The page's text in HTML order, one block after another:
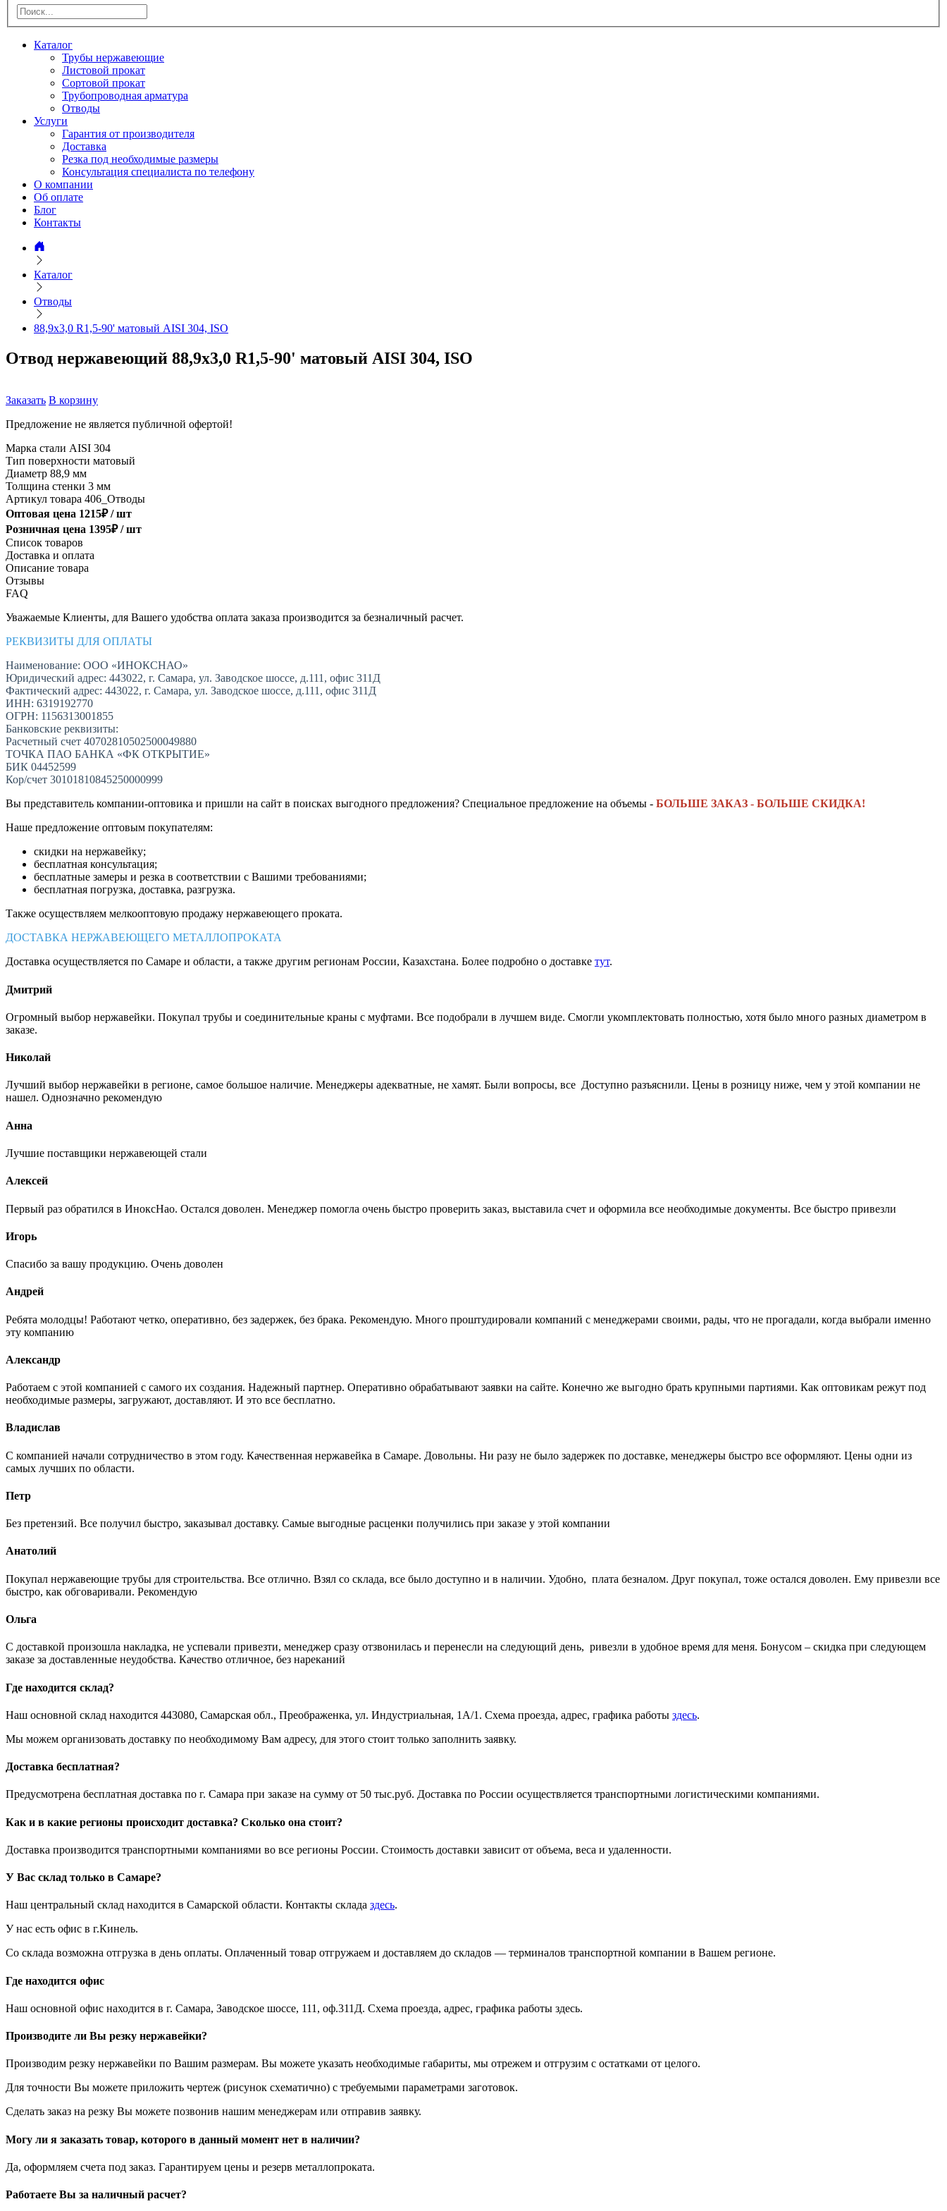
Каталог
Трубы нержавеющие
Листовой прокат
Сортовой прокат
Трубопроводная арматура
Отводы
Услуги
Гарантия от производителя
Доставка
Резка под необходимые размеры
Консультация специалиста по телефону
О компании
Об оплате
Блог
Контакты
Каталог
Отводы
88,9х3,0 R1,5-90' матовый AISI 304, ISO
Отвод нержавеющий 88,9х3,0 R1,5-90' матовый AISI 304, ISO
Заказать В корзину
Предложение не является публичной офертой!
Марка стали AISI 304
Тип поверхности матовый
Диаметр 88,9 мм
Толщина стенки 3 мм
Артикул товара 406_Отводы
Оптовая цена 1215₽ /шт
Розничная цена 1395₽ /шт
Список товаров
Доставка и оплата
Описание товара
Отзывы
FAQ
Уважаемые Клиенты, для Вашего удобства оплата заказа производится за безналичный расчет.
РЕКВИЗИТЫ ДЛЯ ОПЛАТЫ
Наименование: ООО «ИНОКСНАО»
Юридический адрес: 443022, г. Самара, ул. Заводское шоссе, д.111, офис 311Д
Фактический адрес: 443022, г. Самара, ул. Заводское шоссе, д.111, офис 311Д
ИНН: 6319192770
ОГРН: 1156313001855
Банковские реквизиты:
Расчетный счет 40702810502500049880
ТОЧКА ПАО БАНКА «ФК ОТКРЫТИЕ»
БИК 04452599
Кор/счет 30101810845250000999
Вы представитель компании-оптовика и пришли на сайт в поисках выгодного предложения? Специальное предложение на объемы - БОЛЬШЕ ЗАКАЗ - БОЛЬШЕ СКИДКА!
Наше предложение оптовым покупателям:
скидки на нержавейку;
бесплатная консультация;
бесплатные замеры и резка в соответствии с Вашими требованиями;
бесплатная погрузка, доставка, разгрузка.
Также осуществляем мелкооптовую продажу нержавеющего проката.
ДОСТАВКА НЕРЖАВЕЮЩЕГО МЕТАЛЛОПРОКАТА
Доставка осуществляется по Самаре и области, а также другим регионам России, Казахстана. Более подробно о доставке тут.
Дмитрий
Огромный выбор нержавейки. Покупал трубы и соединительные краны с муфтами. Все подобрали в лучшем виде. Смогли укомплектовать полностью, хотя было много разных диаметром в
заказе.
Николай
Лучший выбор нержавейки в регионе, самое большое наличие. Менеджеры адекватные, не хамят. Были вопросы, все Доступно разъяснили. Цены в розницу ниже, чем у этой компании не
нашел. Однозначно рекомендую
Анна
Лучшие поставщики нержавеющей стали
Алексей
Первый раз обратился в ИноксНао. Остался доволен. Менеджер помогла очень быстро проверить заказ, выставила счет и оформила все необходимые документы. Все быстро привезли
Игорь
Спасибо за вашу продукцию. Очень доволен
Андрей
Ребята молодцы! Работают четко, оперативно, без задержек, без брака. Рекомендую. Много проштудировали компаний с менеджерами своими, рады, что не прогадали, когда выбрали именно
эту компанию
Александр
Работаем с этой компанией с самого их создания. Надежный партнер. Оперативно обрабатывают заявки на сайте. Конечно же выгодно брать крупными партиями. Как оптовикам режут под
необходимые размеры, загружают, доставляют. И это все бесплатно.
Владислав
С компанией начали сотрудничество в этом году. Качественная нержавейка в Самаре. Довольны. Ни разу не было задержек по доставке, менеджеры быстро все оформляют. Цены одни из
самых лучших по области.
Петр
Без претензий. Все получил быстро, заказывал доставку. Самые выгодные расценки получились при заказе у этой компании
Анатолий
Покупал нержавеющие трубы для строительства. Все отлично. Взял со склада, все было доступно и в наличии. Удобно, плата безналом. Друг покупал, тоже остался доволен. Ему привезли все
быстро, как обговаривали. Рекомендую
Ольга
С доставкой произошла накладка, не успевали привезти, менеджер сразу отзвонилась и перенесли на следующий день, ривезли в удобное время для меня. Бонусом – скидка при следующем
заказе за доставленные неудобства. Качество отличное, без нареканий
Где находится склад?
Наш основной склад находится 443080, Самарская обл., Преображенка, ул. Индустриальная, 1А/1. Схема проезда, адрес, графика работы здесь.
Мы можем организовать доставку по необходимому Вам адресу, для этого стоит только заполнить заявку.
Доставка бесплатная?
Предусмотрена бесплатная доставка по г. Самара при заказе на сумму от 50 тыс.руб. Доставка по России осуществляется транспортными логистическими компаниями.
Как и в какие регионы происходит доставка? Сколько она стоит?
Доставка производится транспортными компаниями во все регионы России. Стоимость доставки зависит от объема, веса и удаленности.
У Вас склад только в Самаре?
Наш центральный склад находится в Самарской области. Контакты склада здесь.
У нас есть офис в г.Кинель.
Со склада возможна отгрузка в день оплаты. Оплаченный товар отгружаем и доставляем до складов — терминалов транспортной компании в Вашем регионе.
Где находится офис
Наш основной офис находится в г. Самара, Заводское шоссе, 111, оф.311Д. Схема проезда, адрес, графика работы здесь.
Производите ли Вы резку нержавейки?
Производим резку нержавейки по Вашим размерам. Вы можете указать необходимые габариты, мы отрежем и отгрузим с остатками от целого.
Для точности Вы можете приложить чертеж (рисунок схематично) с требуемыми параметрами заготовок.
Сделать заказ на резку Вы можете позвонив нашим менеджерам или отправив заявку.
Могу ли я заказать товар, которого в данный момент нет в наличии?
Да, оформляем счета под заказ. Гарантируем цены и резерв металлопроката.
Работаете Вы за наличный расчет?